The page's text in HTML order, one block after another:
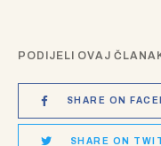
PODIJELI OVAJ
SHARE ON
SHARE ON